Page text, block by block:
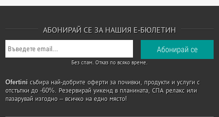
АБОНИРАЙ СЕ ЗА НАШИЯ Е-БЮЛЕТИН
Без спам. Отказ по всяко време.
Ofertini събира най-добрите оферти за почивки, продукти и услуги с
отстъпки до -60%. Резервирай уикенд в планината, СПА релакс или
пазарувай изгодно – всичко на едно място!